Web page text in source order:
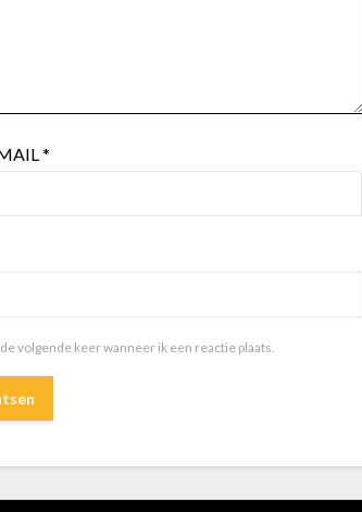
*
volgende keer wanneer ik een reactie plaats.